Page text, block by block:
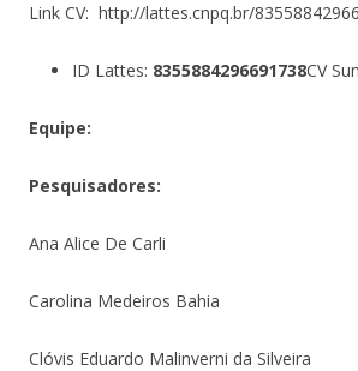
Link CV: http://lattes.cnpq.br/
ID Lattes: 8355884296691738CV
Equipe:
Pesquisadores:
Ana Alice De Carli
Carolina Medeiros Bahia
Clóvis Eduardo Malinverni da Silveira